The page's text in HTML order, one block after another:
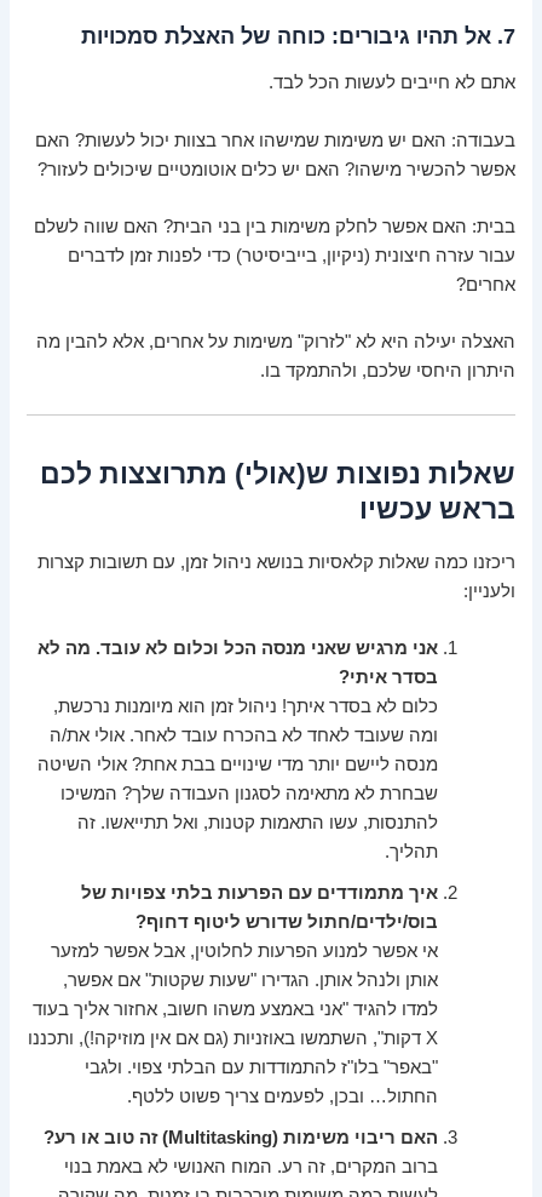
7. אל תהיו גיבורים: כוחה של האצלת סמכויות
אתם לא חייבים לעשות הכל לבד.
בעבודה: האם יש משימות שמישהו אחר בצוות יכול לעשות? האם
אפשר להכשיר מישהו? האם יש כלים אוטומטיים שיכולים לעזור?
בבית: האם אפשר לחלק משימות בין בני הבית? האם שווה לשלם
עבור עזרה חיצונית (ניקיון, בייביסיטר) כדי לפנות זמן לדברים
אחרים?
האצלה יעילה היא לא "לזרוק" משימות על אחרים, אלא להבין מה
היתרון היחסי שלכם, ולהתמקד בו.
שאלות נפוצות ש(אולי) מתרוצצות לכם
בראש עכשיו
ריכזנו כמה שאלות קלאסיות בנושא ניהול זמן, עם תשובות קצרות
ולעניין:
אני מרגיש שאני מנסה הכל וכלום לא עובד. מה לא
בסדר איתי?
כלום לא בסדר איתך! ניהול זמן הוא מיומנות נרכשת,
ומה שעובד לאחד לא בהכרח עובד לאחר. אולי את/ה
מנסה ליישם יותר מדי שינויים בבת אחת? אולי השיטה
שבחרת לא מתאימה לסגנון העבודה שלך? המשיכו
להתנסות, עשו התאמות קטנות, ואל תתייאשו. זה
תהליך.
איך מתמודדים עם הפרעות בלתי צפויות של
בוס/ילדים/חתול שדורש ליטוף דחוף?
אי אפשר למנוע הפרעות לחלוטין, אבל אפשר למזער
אותן ולנהל אותן. הגדירו "שעות שקטות" אם אפשר,
למדו להגיד "אני באמצע משהו חשוב, אחזור אליך בעוד
X דקות", השתמשו באוזניות (גם אם אין מוזיקה!), ותכננו
"באפר" בלו"ז להתמודדות עם הבלתי צפוי. ולגבי
החתול… ובכן, לפעמים צריך פשוט ללטף.
האם ריבוי משימות (Multitasking) זה טוב או רע?
ברוב המקרים, זה רע. המוח האנושי לא באמת בנוי